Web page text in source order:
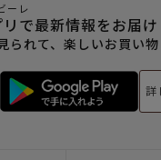
ーレ
で最新情報をお届け
られて、楽しいお買い
詳